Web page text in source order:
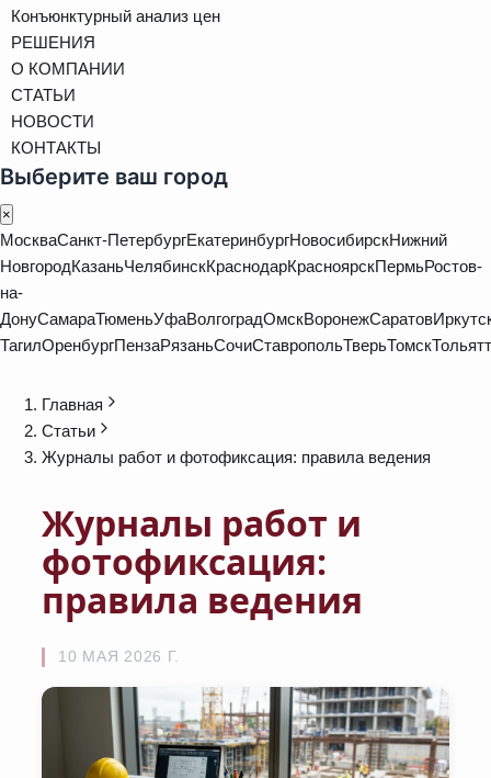
Конъюнктурный анализ цен
РЕШЕНИЯ
О КОМПАНИИ
СТАТЬИ
НОВОСТИ
КОНТАКТЫ
Выберите ваш город
×
МоскваСанкт-ПетербургЕкатеринбургНовосибирскНижний
НовгородКазаньЧелябинскКраснодарКрасноярскПермьРостов-
на-
ДонуСамараТюменьУфаВолгоградОмскВоронежСаратов
ТагилОренбургПензаРязаньСочиСтавропольТверьТомск
Главная
Статьи
Журналы работ и фотофиксация: правила ведения
Журналы работ и
фотофиксация:
правила ведения
10 МАЯ 2026 Г.